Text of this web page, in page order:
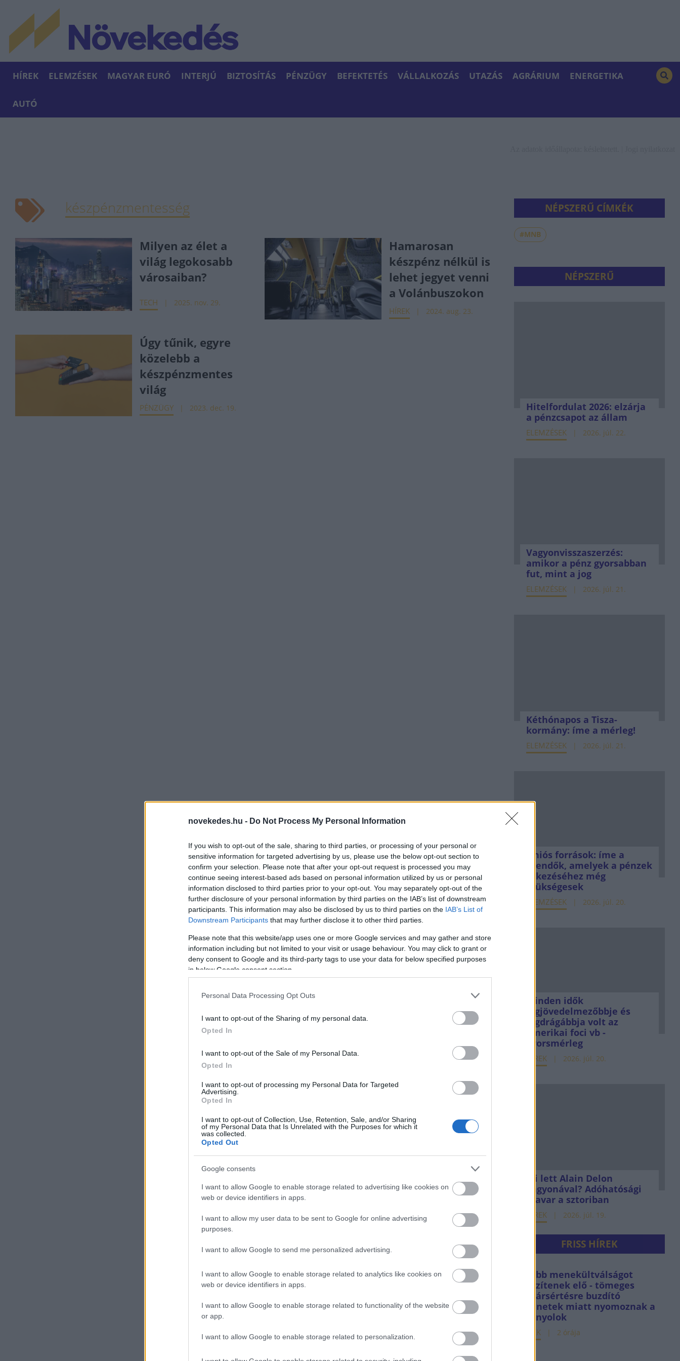
novekedes.hu - Do Not Process My Personal Information
If you wish to opt-out of the sale, sharing to third parties, or processing of your personal or
sensitive information for targeted advertising by us, please use the below opt-out section to
confirm your selection. Please note that after your opt-out request is processed you may
continue seeing interest-based ads based on personal information utilized by us or personal
information disclosed to third parties prior to your opt-out. You may separately opt-out of the
further disclosure of your personal information by third parties on the IAB’s list of downstream
participants. This information may also be disclosed by us to third parties on the IAB’s List of
Downstream Participants that may further disclose it to other third parties.
Please note that this website/app uses one or more Google services and may gather and store
information including but not limited to your visit or usage behaviour. You may click to grant or
deny consent to Google and its third-party tags to use your data for below specified purposes
in below Google consent section.
Personal Data Processing Opt Outs
I want to opt-out of the Sharing of my personal data.
Opted In
I want to opt-out of the Sale of my Personal Data.
Opted In
I want to opt-out of processing my Personal Data for Targeted
Advertising.
Opted In
I want to opt-out of Collection, Use, Retention, Sale, and/or Sharing
of my Personal Data that Is Unrelated with the Purposes for which it
was collected.
Opted Out
Google consents
I want to allow Google to enable storage related to advertising like cookies on
web or device identifiers in apps.
I want to allow my user data to be sent to Google for online advertising
purposes.
I want to allow Google to send me personalized advertising.
I want to allow Google to enable storage related to analytics like cookies on
web or device identifiers in apps.
I want to allow Google to enable storage related to functionality of the website
or app.
I want to allow Google to enable storage related to personalization.
HÍREK ELEMZÉSEK MAGYAR EURÓ INTERJÚ BIZTOSÍTÁS PÉNZÜGY BEFEKTETÉS VÁLLALKOZÁS UTAZÁS AGRÁRIUM ENERGETIKA
AUTÓ
készpénzmentesség
Milyen az élet a
világ legokosabb
városaiban?
TECH 2025. nov. 29.
Hamarosan
készpénz nélkül is
lehet jegyet venni
a Volánbuszokon
HÍREK 2024. aug. 23.
Úgy tűnik, egyre
közelebb a
készpénzmentes
világ
PÉNZÜGY 2023. dec. 19.
NÉPSZERŰ CÍMKÉK
#MNB
NÉPSZERŰ
Hitelfordulat 2026: elzárja
a pénzcsapot az állam
ELEMZÉSEK 2026. júl. 22.
Vagyonvisszaszerzés:
amikor a pénz gyorsabban
fut, mint a jog
ELEMZÉSEK 2026. júl. 21.
Kéthónapos a Tisza-
kormány: íme a mérleg!
ELEMZÉSEK 2026. júl. 21.
Uniós források: íme a
teendők, amelyek a pénzek
érkezéséhez még
szükségesek
ELEMZÉSEK 2026. júl. 20.
Minden idők
legjövedelmezőbbje és
legdrágábbja volt az
amerikai foci vb -
gyorsmérleg
HÍREK 2026. júl. 20.
Mi lett Alain Delon
vagyonával? Adóhatósági
csavar a sztoriban
HÍREK 2026. júl. 19.
FRISS HÍREK
Újabb menekültválságot
készítenek elő - tömeges
határsértésre buzdító
üzenetek miatt nyomoznak a
spanyolok
HÍREK 2 órája